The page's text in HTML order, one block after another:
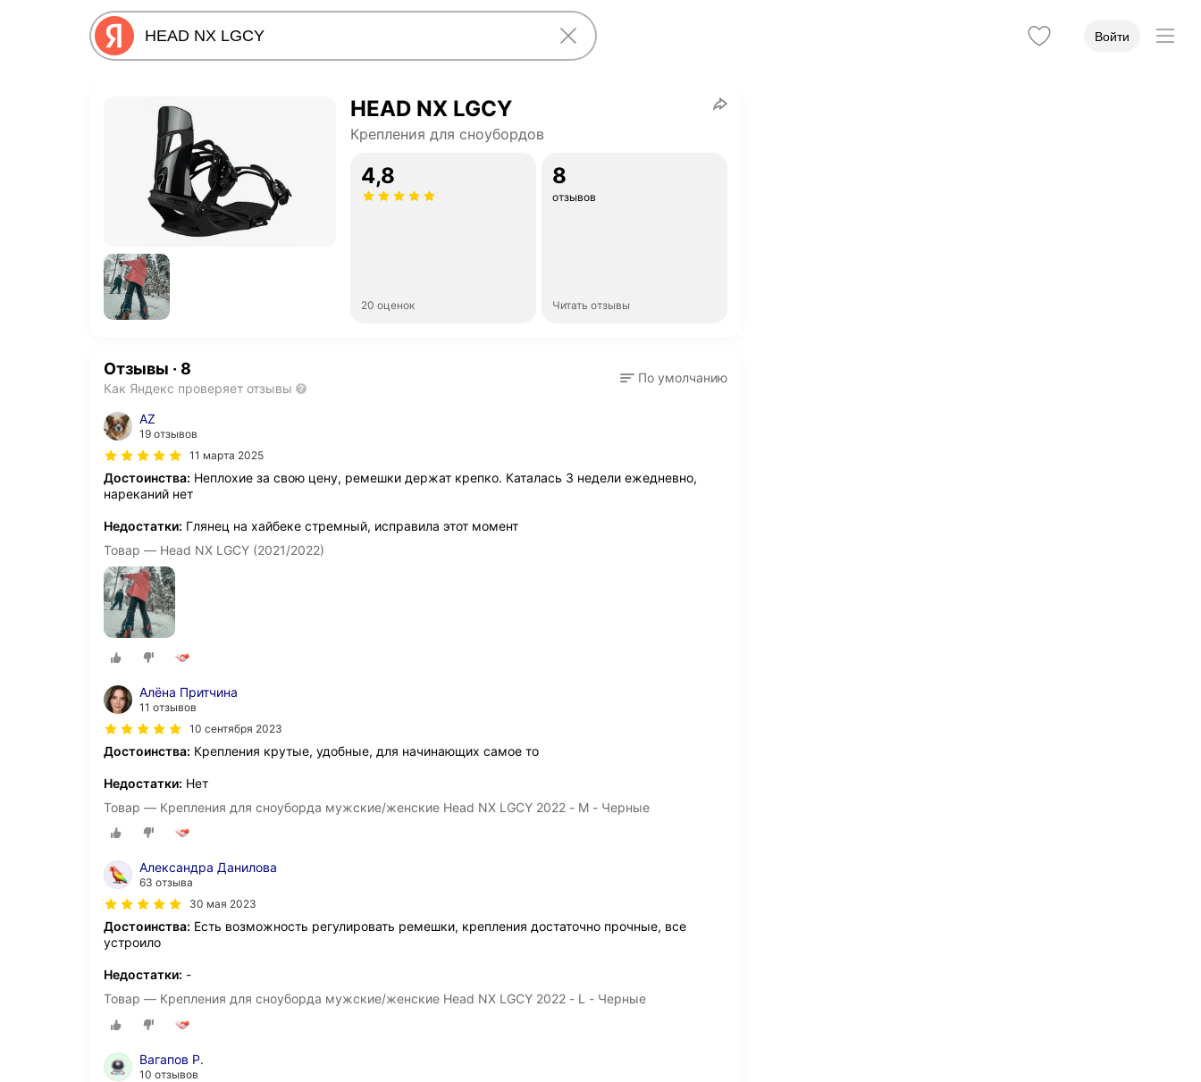
Войти
HEAD NX LGCY
Крепления для сноубордов
4,8
20 оценок
8
отзывов
Читать отзывы
Отзывы · 8
Как Яндекс проверяет отзывы
По умолчанию
AZ
19 отзывов
11 марта 2025
Достоинства: Неплохие за свою цену, ремешки держат крепко. Каталась 3 недели ежедневно,
нареканий нет
Недостатки: Глянец на хайбеке стремный, исправила этот момент
Товар — Head NX LGCY (2021/2022)
Алёна Притчина
11 отзывов
10 сентября 2023
Достоинства: Крепления крутые, удобные, для начинающих самое то
Недостатки: Нет
Товар — Крепления для сноуборда мужские/женские Head NX LGCY 2022 - M - Черные
Александра Данилова
63 отзыва
30 мая 2023
Достоинства: Есть возможность регулировать ремешки, крепления достаточно прочные, все
устроило
Недостатки: -
Товар — Крепления для сноуборда мужские/женские Head NX LGCY 2022 - L - Черные
Вагапов Р.
10 отзывов